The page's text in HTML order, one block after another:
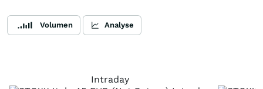
Volumen Analyse
Intraday